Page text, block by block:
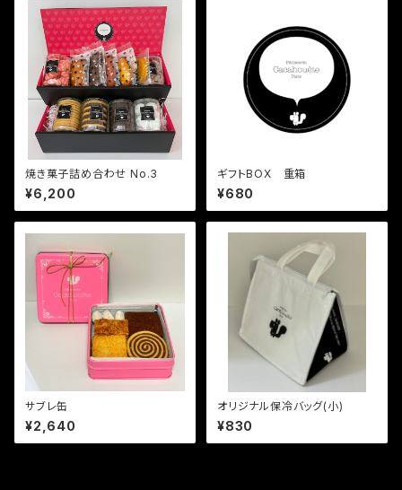
焼き菓子詰め合わせ No.3
¥6,200
ギフトBOX 重箱
¥680
サブレ缶
¥2,640
オリジナル保冷バッグ(小)
¥830